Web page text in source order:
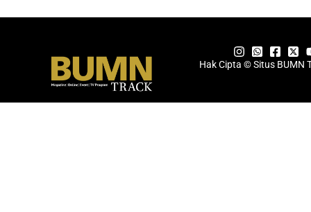
Hak Cipta © Situs BUMN